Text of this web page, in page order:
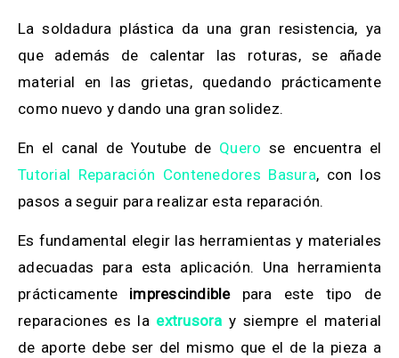
La soldadura plástica da una gran resistencia, ya
que además de calentar las roturas, se añade
material en las grietas, quedando prácticamente
como nuevo y dando una gran solidez.
En el canal de Youtube de Quero se encuentra el
Tutorial Reparación Contenedores Basura, con los
pasos a seguir para realizar esta reparación.
Es fundamental elegir las herramientas y materiales
adecuadas para esta aplicación. Una herramienta
prácticamente imprescindiblepara este tipo de
reparaciones es la extrusora y siempre el material
de aporte debe ser del mismo que el de la pieza a